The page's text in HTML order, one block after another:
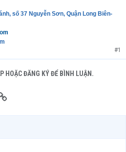
số 37 Nguyễn Sơn, Quận Long Biên-
#1
HOẶC ĐĂNG KÝ ĐỂ BÌNH LUẬN.